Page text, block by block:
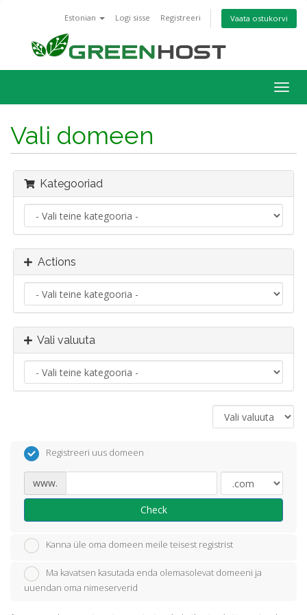
Estonian Logi sisse Registreeri Vaata ostukorvi
Vali domeen
Kategooriad
Actions
Vali valuuta
Registreeri uus domeen
www.
Check
Kanna üle oma domeen meile teisest registrist
Ma kavatsen kasutada enda olemasolevat domeeni ja
uuendan oma nimeserverid